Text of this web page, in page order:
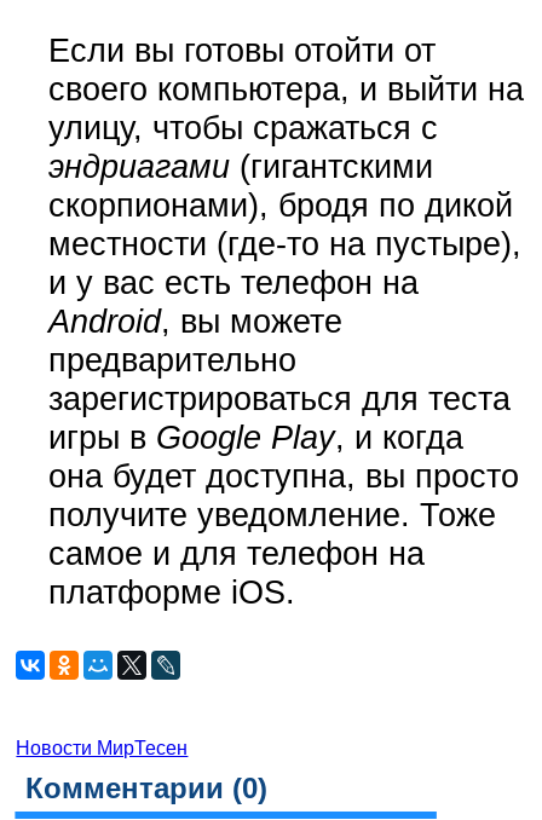
Если вы готовы отойти от
своего компьютера, и выйти на
улицу, чтобы сражаться с
эндриагами(гигантскими
скорпионами), бродя по дикой
местности (где-то на пустыре),
и у вас есть телефон на
Android, вы можете
предварительно
зарегистрироваться для теста
игры в Google Play, и когда
она будет доступна, вы просто
получите уведомление. Тоже
самое и для телефон на
платформе iOS.
Новости МирТесен
Комментарии (0)